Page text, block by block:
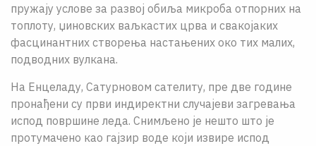
пружају услове за развој обиља микроба отпорних на
топлоту, џиновских ваљкастих црва и свакојаких
фасцинантних створења настањених око тих малих,
подводних вулкана.
На Енцеладу, Сатурновом сателиту, пре две године
пронађени су први индиректни случајеви загревања
испод површине леда. Снимљено је нешто што је
протумачено као гајзир воде који извире испод